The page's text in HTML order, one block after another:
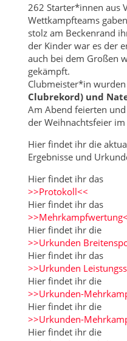
262 Starter*innen aus
Wettkampfteams
stolz am Beckenrand
der Kinder war es der
auch bei dem Großen
gekämpft.
Clubmeister*in wurden
Clubrekord) und
Am Abend feierten
der Weihnachtsfeier
Hier findet ihr die
Ergebnisse und
Hier findet ihr das
>>Protokoll<<
Hier findet ihr das
Hier findet ihr die
>>Urkunden
Hier findet ihr das
>>Urkunden
Hier findet ihr die
>>Urkunden-
Hier findet ihr die
>>Urkunden-
Hier findet ihr die